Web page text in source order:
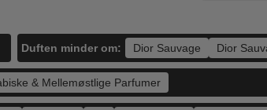
& Mellemøstlige Parfumer
Duften minder om: Dior Sauvage Dior